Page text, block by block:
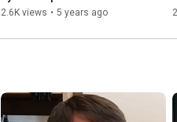
2.6K views • 5 years ago